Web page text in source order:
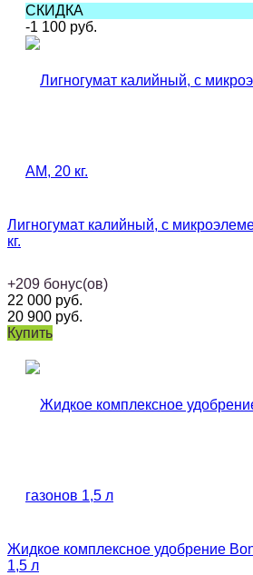
СКИДКА
-1 100 руб.
Лигногумат калийный, с
кг.
+209 бонус(ов)
22 000 руб.
20 900 руб.
Купить
Жидкое комплексное удобрение
1,5 л